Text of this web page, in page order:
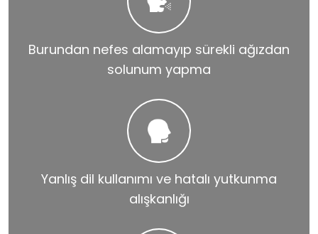
Burundan nefes alamayıp sürekli ağızdan
solunum yapma
Yanlış dil kullanımı ve hatalı yutkunma
alışkanlığı